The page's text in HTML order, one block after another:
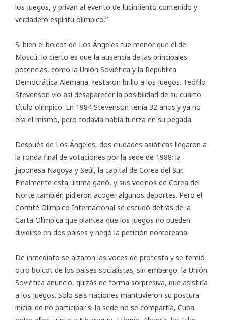
los Juegos, y privan al evento de lucimiento contenido y
verdadero espíritu olímpico.”
Si bien el boicot de Los Ángeles fue menor que el de
Moscú, lo cierto es que la ausencia de las principales
potencias, como la Unión Soviética y la República
Democrática Alemana, restaron brillo a los Juegos. Teófilo
Stevenson vio así desaparecer la posibilidad de su cuarto
título olímpico. En 1984 Stevenson tenía 32 años y ya no
era el mismo, pero todavía había fuerza en su pegada.
Después de Los Ángeles, dos ciudades asiáticas llegaron a
la ronda final de votaciones por la sede de 1988: la
japonesa Nagoya y Seúl, la capital de Corea del Sur.
Finalmente esta última ganó, y sus vecinos de Corea del
Norte también pidieron acoger algunos deportes. Pero el
Comité Olímpico Internacional se escudó detrás de la
Carta Olímpica que plantea que los Juegos no pueden
dividirse en dos países y negó la petición norcoreana.
De inmediato se alzaron las voces de protesta y se temió
otro boicot de los países socialistas; sin embargo, la Unión
Soviética anunció, quizás de forma sorpresiva, que asistiría
a los Juegos. Solo seis naciones mantuvieron su postura
inicial de no participar si la sede no se compartía, Cuba